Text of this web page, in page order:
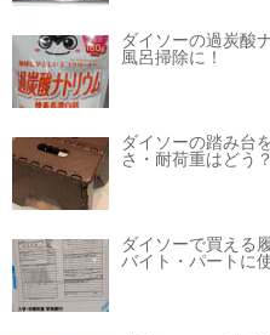
ダイソーの過炭酸
風呂掃除に！
ダイソーの踏み台
さ・耐荷重はどう？
ダイソーで買える
バイト・パートに